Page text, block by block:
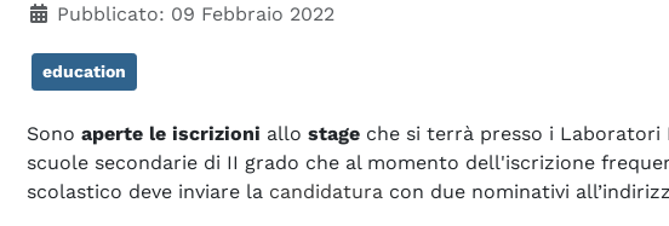
Pubblicato: 09 Febbraio 2022
education
Sono aperte le iscrizioni allo stage che si terrà presso i Laboratori
scuole secondarie di II grado che al momento dell'iscrizione
scolastico deve inviare la candidatura con due nominativi